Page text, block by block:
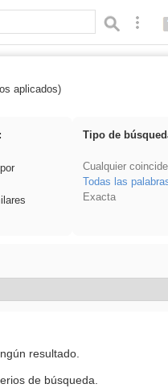
aplicados)
Tipo de
Cualquier
Todas las
Exacta
resultado.
de búsqueda.